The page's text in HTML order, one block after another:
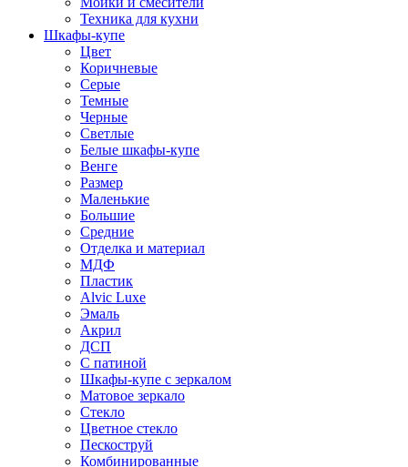
Техника для кухни
Шкафы-купе
Цвет
Коричневые
Серые
Темные
Черные
Светлые
Белые шкафы-купе
Венге
Размер
Маленькие
Большие
Средние
Отделка и материал
МДФ
Пластик
Alvic Luxe
Эмаль
Акрил
ДСП
С патиной
Шкафы-купе с зеркалом
Матовое зеркало
Стекло
Цветное стекло
Пескоструй
Комбинированные